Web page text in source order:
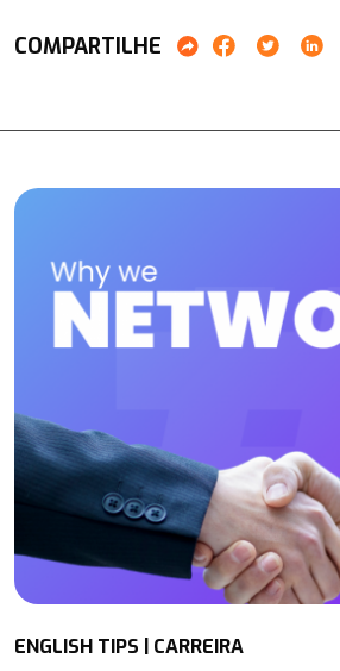
COMPARTILHE
ENGLISH TIPS | CARREIRA